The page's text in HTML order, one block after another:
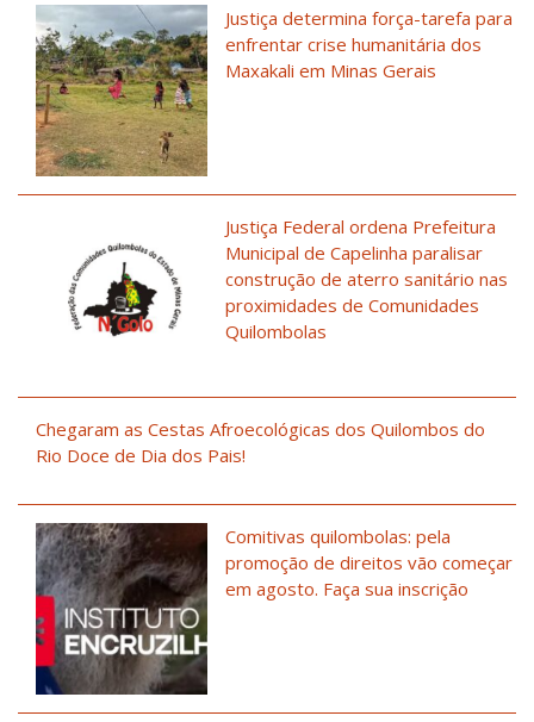
Justiça determina força-tarefa para
enfrentar crise humanitária dos
Maxakali em Minas Gerais
Justiça Federal ordena Prefeitura
Municipal de Capelinha paralisar
construção de aterro sanitário nas
proximidades de Comunidades
Quilombolas
Chegaram as Cestas Afroecológicas dos Quilombos do
Rio Doce de Dia dos Pais!
Comitivas quilombolas: pela
promoção de direitos vão começar
em agosto. Faça sua inscrição